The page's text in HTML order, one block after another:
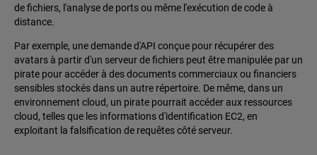
de fichiers, l'analyse de ports ou même l'exécution de code à
distance.
Par exemple, une demande d'API conçue pour récupérer des
avatars à partir d'un serveur de fichiers peut être manipulée par un
pirate pour accéder à des documents commerciaux ou financiers
sensibles stockés dans un autre répertoire. De même, dans un
environnement cloud, un pirate pourrait accéder aux ressources
cloud, telles que les informations d'identification EC2, en
exploitant la falsification de requêtes côté serveur.